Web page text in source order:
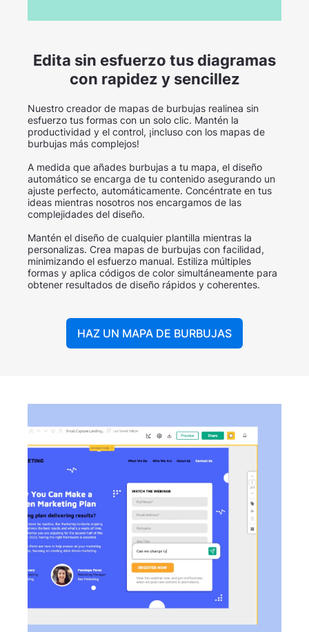
Edita sin esfuerzo tus diagramas
con rapidez y sencillez
Nuestro creador de mapas de burbujas realinea sin
esfuerzo tus formas con un solo clic. Mantén la
productividad y el control, ¡incluso con los mapas de
burbujas más complejos!
A medida que añades burbujas a tu mapa, el diseño
automático se encarga de tu contenido asegurando un
ajuste perfecto, automáticamente. Concéntrate en tus
ideas mientras nosotros nos encargamos de las
complejidades del diseño.
Mantén el diseño de cualquier plantilla mientras la
personalizas. Crea mapas de burbujas con facilidad,
minimizando el esfuerzo manual. Estiliza múltiples
formas y aplica códigos de color simultáneamente para
obtener resultados de diseño rápidos y coherentes.
HAZ UN MAPA DE BURBUJAS